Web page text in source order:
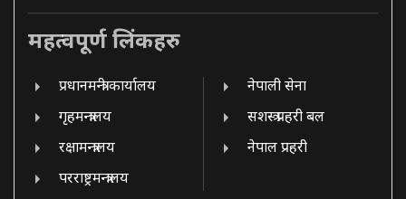
महत्वपूर्ण लिंकहरु
प्रधानमन्त्री कार्यालय
गृहमन्त्रालय
रक्षामन्त्रालय
परराष्ट्रमन्त्रालय
नेपाली सेना
सशस्त्र प्रहरी बल
नेपाल प्रहरी